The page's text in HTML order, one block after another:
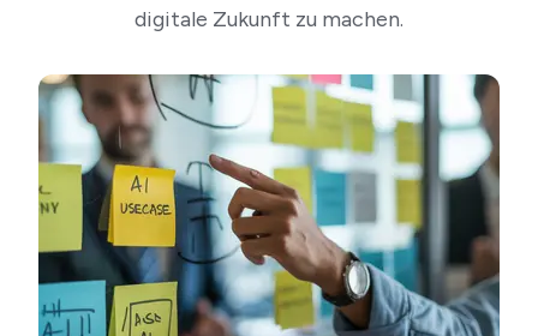
digitale Zukunft zu machen.